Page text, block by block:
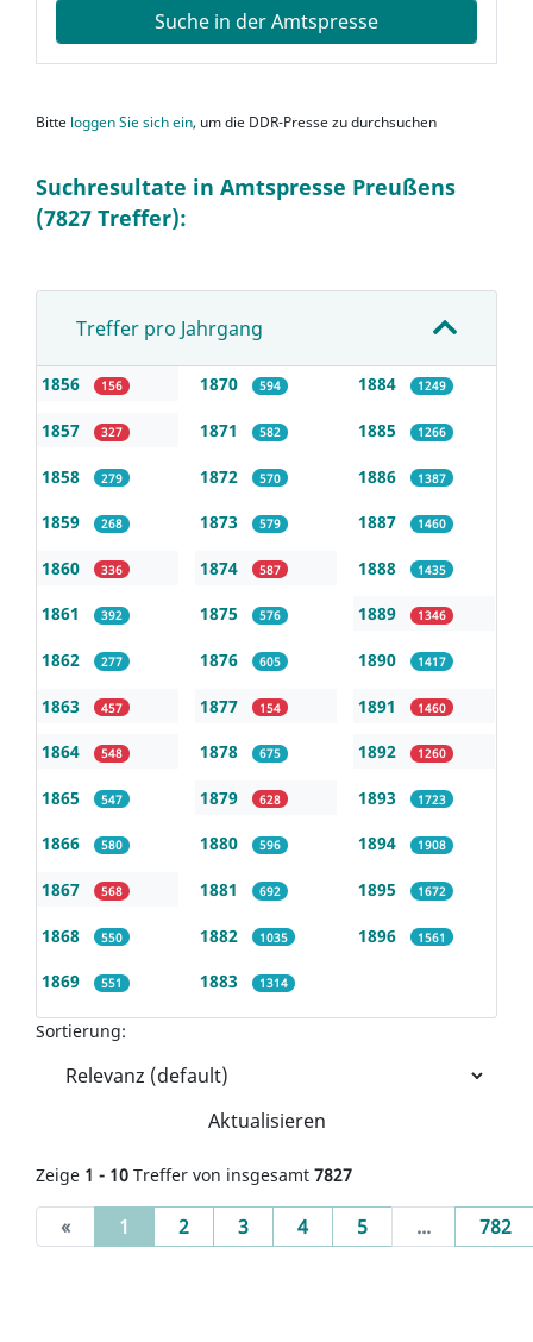
Suche in der Amtspresse
Bitte loggen Sie sich ein, um die DDR-Presse zu durchsuchen
Suchresultate in Amtspresse Preußens
(7827 Treffer):
Treffer pro Jahrgang
1856 156
1857 327
1858 279
1859 268
1860 336
1861 392
1862 277
1863 457
1864 548
1865 547
1866 580
1867 568
1868 550
1869 551
1870 594
1871 582
1872 570
1873 579
1874 587
1875 576
1876 605
1877 154
1878 675
1879 628
1880 596
1881 692
1882 1035
1883 1314
1884 1249
1885 1266
1886 1387
1887 1460
1888 1435
1889 1346
1890 1417
1891 1460
1892 1260
1893 1723
1894 1908
1895 1672
1896 1561
Sortierung:
Aktualisieren
Zeige 1 - 10 Treffer von insgesamt 7827
« 1 (current)
2 3 4 5 ... 782